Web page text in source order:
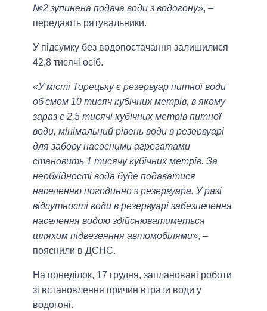
№2 зупинена подача води з водогону», –
передають рятувальники.
У підсумку без водопостачання залишилися
42,8 тисячі осіб.
«У місті Торецьку є резервуар питної води
об'ємом 10 тисяч кубічних метрів, в якому
зараз є 2,5 тисячі кубічних метрів питної
води, мінімальний рівень води в резервуарі
для забору насосними агрегатами
становить 1 тисячу кубічних метрів. За
необхідності вода буде подаватися
населенню погодинно з резервуара. У разі
відсутності води в резервуарі забезпечення
населення водою здійснюватиметься
шляхом підвезенння автомобілями», –
пояснили в ДСНС.
На понеділок, 17 грудня, заплановані роботи
зі встановлення причин втрати води у
водогоні.